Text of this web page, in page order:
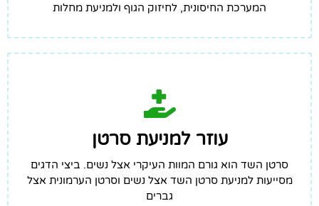
המערכת החיסונית, לחיזוק הגוף ולמניעת מחלות
עוזר למניעת סרטן
סרטן השד הוא גורם המוות העיקרי אצל נשים. ביצי הדגים
מסייעות למניעת סרטן השד אצל נשים וסרטן הערמונית אצל
גברים